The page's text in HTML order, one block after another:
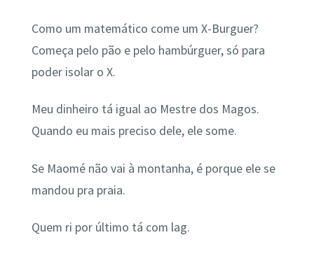
Como um matemático come um X-Burguer?
Começa pelo pão e pelo hambúrguer, só para
poder isolar o X.
Meu dinheiro tá igual ao Mestre dos Magos.
Quando eu mais preciso dele, ele some.
Se Maomé não vai à montanha, é porque ele se
mandou pra praia.
Quem ri por último tá com lag.